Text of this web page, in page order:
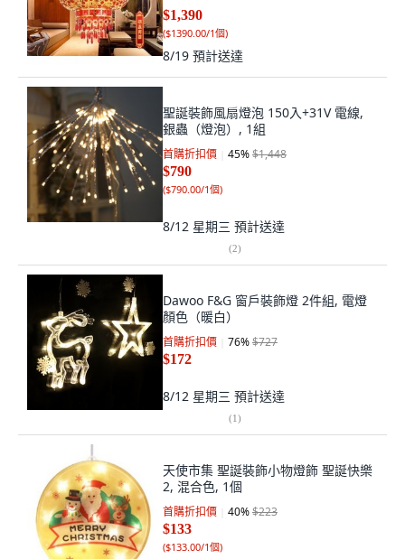
$1,390
($1390.00/1個)
8/19 預計送達
聖誕裝飾風扇燈泡 150入+31V 電線,
銀蟲（燈泡）, 1組
首購折扣價 45%$1,448
$790
($790.00/1個)
8/12 星期三 預計送達
(2)
Dawoo F&G 窗戶裝飾燈 2件組, 電燈
顏色（暖白）
首購折扣價 76%$727
$172
8/12 星期三 預計送達
(1)
天使市集 聖誕裝飾小物燈飾 聖誕快樂
2, 混合色, 1個
首購折扣價 40%$223
$133
($133.00/1個)